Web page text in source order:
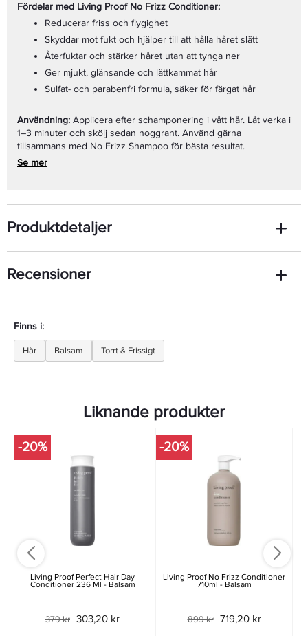
Fördelar med Living Proof No Frizz Conditioner:
Reducerar friss och flygighet
Skyddar mot fukt och hjälper till att hålla håret slätt
Återfuktar och stärker håret utan att tynga ner
Ger mjukt, glänsande och lättkammat hår
Sulfat- och parabenfri formula, säker för färgat hår
Användning: Applicera efter schamponering i vått hår. Låt verka i
1–3 minuter och skölj sedan noggrant. Använd gärna
tillsammans med No Frizz Shampoo för bästa resultat.
Se mer
Produktdetaljer
Recensioner
Finns i:
Hår Balsam Torrt & Frissigt
Liknande produkter
-20%
Living Proof Perfect Hair Day
Conditioner 236 Ml - Balsam
379 kr 303,20 kr
-20%
Living Proof No Frizz Conditioner
710ml - Balsam
899 kr 719,20 kr